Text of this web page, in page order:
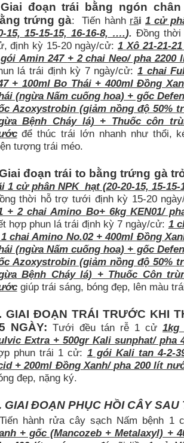
Giai đoạn trái bằng ngón
trứng gà: Tiến hành rãi 1 cử
15, 15-15-15, 16-16-8, ….). Đồng
định kỳ 15-20 ngày/cử:1 Xô 21-21-
góiAmin 247 + 2 chai Neo/ pha 2200
lá trái định kỳ 7 ngày/cử:1 chai
+ 100ml Bo Thái + 400ml Đồng
(ngừa Nấm cuống hoa) + gốc
Azoxystrobin (giảm nồng độ 50%
Bệnh Cháy lá) + Thuốc côn
để thúc trái lớn nhanh như thổi,
tượng trái méo.
đoạn trái to bằng trứng gà
1 cử phân NPK hạt (20-20-15, 15-15-
thời hỗ trợ tưới định kỳ 15-20
+ 2 chai Amino Bo+ 6kg KEN01/
hợp phun lá trái định kỳ 7 ngày/cử: 1
chai Amino No.02 + 400ml Đồng
(ngừa Nấm cuống hoa) + gốc
Azoxystrobin (giảm nồng độ 50%
Bệnh Cháy lá) + Thuốc Côn
giúp trái sáng, bóng đẹp, lên màu
GIAI ĐOẠN TRÁI TRƯỚC KHI
NGÀY: Tưới đều tán rễ 1 cử 1kg
Extra + 500gr Kali sunphat/ pha
phun trái 1 cử: 1 gói Kali tan 4-2-
+ 200ml ĐồngXanh/ pha 200 lít
đẹp, nặng ký.
GIAI ĐOẠN PHỤC HỒI CÂY SAU
hành rửa cây sạch Nấm bệnh 1
+ gốc (Mancozeb + Metalaxyl) +